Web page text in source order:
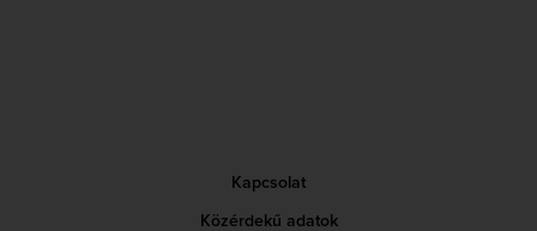
Kapcsolat
Közérdekű adatok